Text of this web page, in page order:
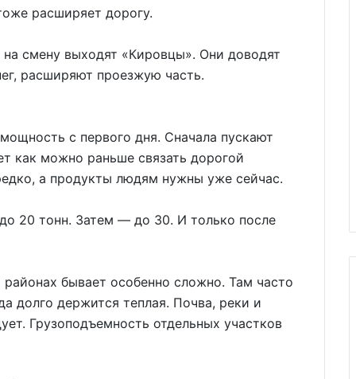
расширяет дорогу.
смену выходят «Кировцы». Они доводят
расширяют проезжую часть.
с первого дня. Сначала пускают
как можно раньше связать дорогой
а продукты людям нужны уже сейчас.
20 тонн. Затем — до 30. И только после
бывает особенно сложно. Там часто
долго держится теплая. Почва, реки и
Грузоподъемность отдельных участков